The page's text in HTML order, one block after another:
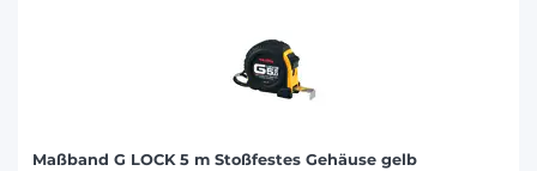
Maßband G LOCK 5 m Stoßfestes Gehäuse gelb